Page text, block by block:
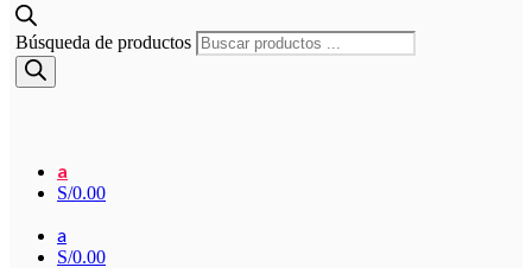
Búsqueda de productos
a
S/0.00
a
S/0.00